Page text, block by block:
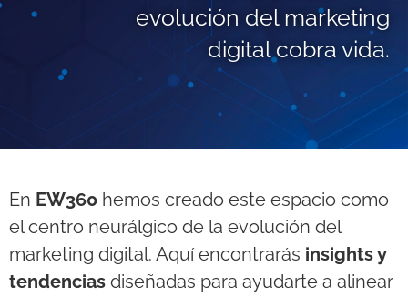
evolución del marketing
digital cobra vida.
En EW360 hemos creado este espacio como
el centro neurálgico de la evolución del
marketing digital. Aquí encontrarás insights y
tendencias diseñadas para ayudarte a alinear